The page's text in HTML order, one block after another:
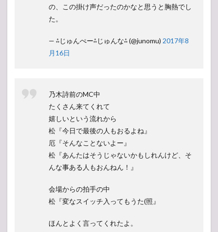
の、この掛け声だったのかなと思うと胸熱でし
た。
— ⁂じゅんぺー⁂じゅんな⁂ (@junomu) 2017年8
月16日
乃木詩前のMC中
たくさん来てくれて
嬉しいという流れから
松『今日で最後の人もおるよね』
厄『そんなことないよー』
松『あんたはそうじゃないかもしれんけど、そ
んな事ある人もおんねん！』
会場からの拍手の中
松『変なスイッチ入ってもうた(照』
ほんとよく言ってくれたよ。